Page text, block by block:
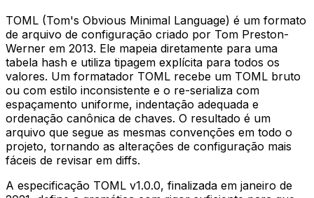
TOML (Tom's Obvious Minimal Language) é um formato
de arquivo de configuração criado por Tom Preston-
Werner em 2013. Ele mapeia diretamente para uma
tabela hash e utiliza tipagem explícita para todos os
valores. Um formatador TOML recebe um TOML bruto
ou com estilo inconsistente e o re-serializa com
espaçamento uniforme, indentação adequada e
ordenação canônica de chaves. O resultado é um
arquivo que segue as mesmas convenções em todo o
projeto, tornando as alterações de configuração mais
fáceis de revisar em diffs.
A especificação TOML v1.0.0, finalizada em janeiro de